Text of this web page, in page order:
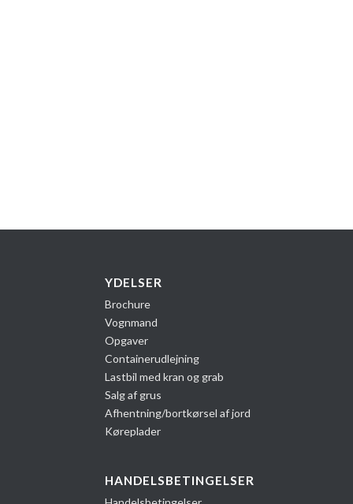
YDELSER
Brochure
Vognmand
Opgaver
Containerudlejning
Lastbil med kran og grab
Salg af grus
Afhentning/bortkørsel af jord
Køreplader
HANDELSBETINGELSER